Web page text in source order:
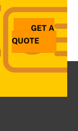
GET A
QUOTE